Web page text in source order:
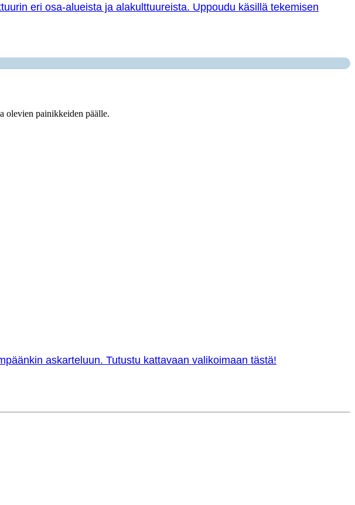
eri osa-alueista ja alakulttuureista. Uppoudu käsillä tekemisen
olevien painikkeiden päälle.
askarteluun. Tutustu kattavaan valikoimaan tästä!